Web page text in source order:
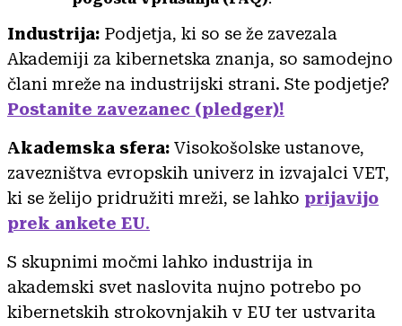
Industrija: Podjetja, ki so se že zavezala
Akademiji za kibernetska znanja, so samodejno
člani mreže na industrijski strani. Ste podjetje?
Postanite zavezanec (pledger)!
Akademska sfera: Visokošolske ustanove,
zavezništva evropskih univerz in izvajalci VET,
ki se želijo pridružiti mreži, se lahko prijavijo
prek ankete EU.
S skupnimi močmi lahko industrija in
akademski svet naslovita nujno potrebo po
kibernetskih strokovnjakih v EU ter ustvarita